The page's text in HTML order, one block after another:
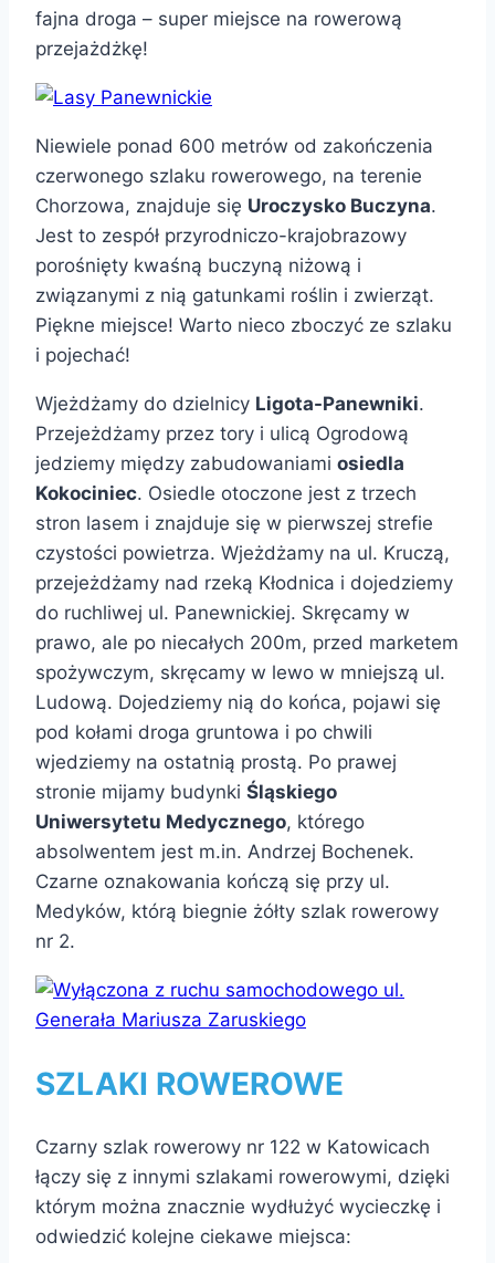
fajna droga – super miejsce na rowerową
przejażdżkę!
Niewiele ponad 600 metrów od zakończenia
czerwonego szlaku rowerowego, na terenie
Chorzowa, znajduje się Uroczysko Buczyna.
Jest to zespół przyrodniczo-krajobrazowy
porośnięty kwaśną buczyną niżową i
związanymi z nią gatunkami roślin i zwierząt.
Piękne miejsce! Warto nieco zboczyć ze szlaku
i pojechać!
Wjeżdżamy do dzielnicy Ligota-Panewniki.
Przejeżdżamy przez tory i ulicą Ogrodową
jedziemy między zabudowaniami osiedla
Kokociniec. Osiedle otoczone jest z trzech
stron lasem i znajduje się w pierwszej strefie
czystości powietrza. Wjeżdżamy na ul. Kruczą,
przejeżdżamy nad rzeką Kłodnica i dojedziemy
do ruchliwej ul. Panewnickiej. Skręcamy w
prawo, ale po niecałych 200m, przed marketem
spożywczym, skręcamy w lewo w mniejszą ul.
Ludową. Dojedziemy nią do końca, pojawi się
pod kołami droga gruntowa i po chwili
wjedziemy na ostatnią prostą. Po prawej
stronie mijamy budynki Śląskiego
Uniwersytetu Medycznego, którego
absolwentem jest m.in. Andrzej Bochenek.
Czarne oznakowania kończą się przy ul.
Medyków, którą biegnie żółty szlak rowerowy
nr 2.
SZLAKI ROWEROWE
Czarny szlak rowerowy nr 122 w Katowicach
łączy się z innymi szlakami rowerowymi, dzięki
którym można znacznie wydłużyć wycieczkę i
odwiedzić kolejne ciekawe miejsca: